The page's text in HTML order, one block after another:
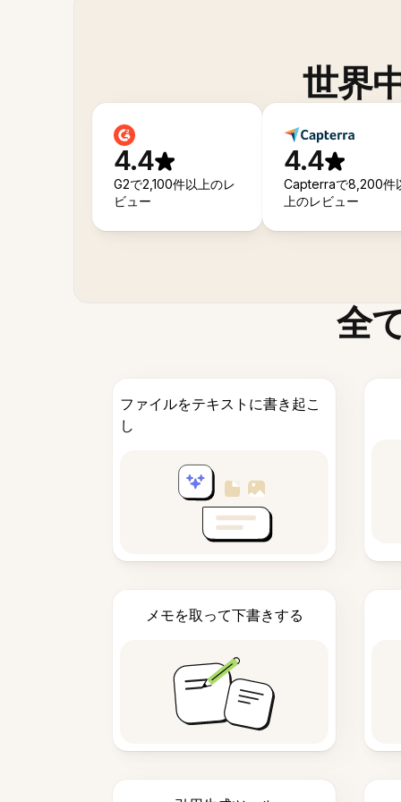
世界
4.4
G2で2,100件以上のレ
ビュー
4.4
Capterraで8,200件
上のレビュー
全
ファイルをテキストに書き起こ
し
メモを取って下書きする